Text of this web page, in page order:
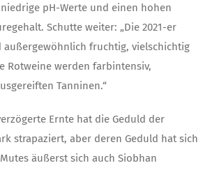
pH-Werte und einen hohen
Schutte weiter: „Die 2021-er
außergewöhnlich fruchtig, vielschichtig
Rotweine werden farbintensiv,
Tanninen.“
Ernte hat die Geduld der
strapaziert, aber deren Geduld hat sich
äußerst sich auch Siobhan